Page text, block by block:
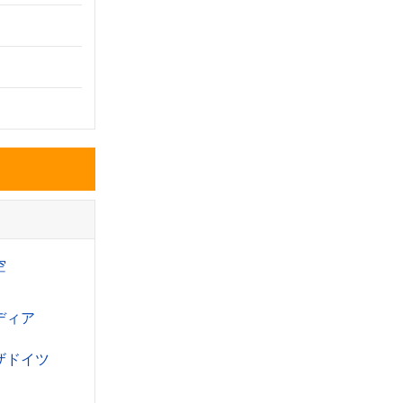
ィア
ドイツ